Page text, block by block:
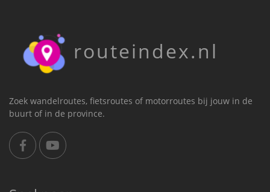
routeindex.nl
Zoek wandelroutes, fietsroutes of motorroutes bij jouw in de
buurt of in de province.